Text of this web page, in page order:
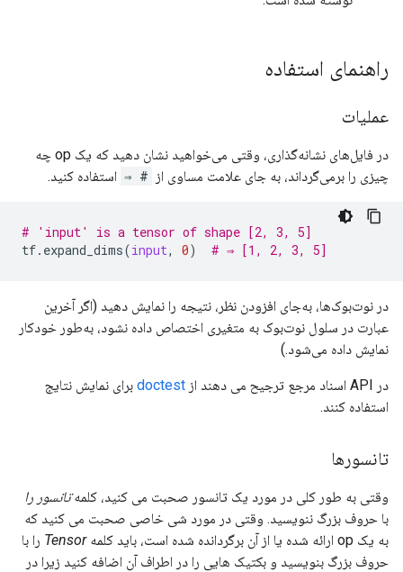
راهنمای استفاده
عملیات
در فایل‌های نشانه‌گذاری، وقتی می‌خواهید نشان دهید که یک op چه
چیزی را برمی‌گرداند، به جای علامت مساوی از # ⇒ استفاده کنید.
# 'input' is a tensor of shape [2, 3, 5]
tf. expand_dims(input, 0) # ⇒ [1, 2, 3, 5]
در نوت‌بوک‌ها، به‌جای افزودن نظر، نتیجه را نمایش دهید (اگر آخرین
عبارت در سلول نوت‌بوک به متغیری اختصاص داده نشود، به‌طور خودکار
نمایش داده می‌شود.)
در API اسناد مرجع ترجیح می دهند از doctest برای نمایش نتایج
استفاده کنند.
تانسورها
وقتی به طور کلی در مورد یک تانسور صحبت می کنید، کلمهتانسور را
با حروف بزرگ ننویسید. وقتی در مورد شی خاصی صحبت می کنید که
به یک op ارائه شده یا از آن برگردانده شده است، باید کلمه
Tensor را با
حروف بزرگ بنویسید و بکتیک هایی را در اطراف آن اضافه کنید زیرا در